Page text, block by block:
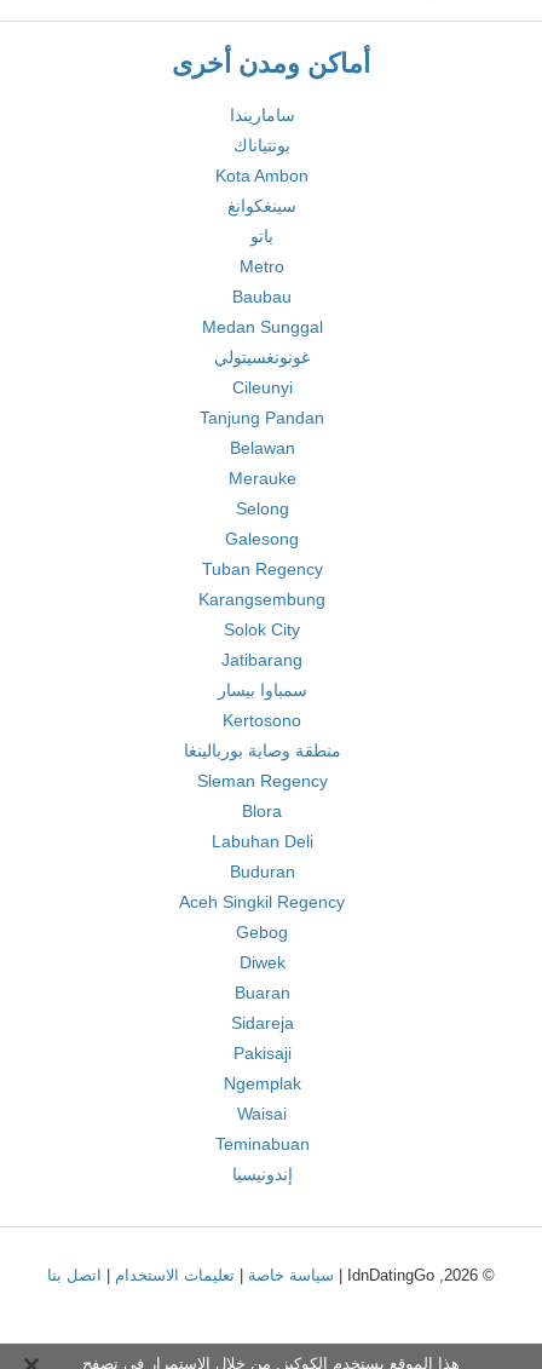
أماكن ومدن أخرى
ساماريندا
بونتياناك
Kota Ambon
سينغكوانغ
باتو
Metro
Baubau
Medan Sunggal
غونونغسيتولي
Cileunyi
Tanjung Pandan
Belawan
Merauke
Selong
Galesong
Tuban Regency
Karangsembung
Solok City
Jatibarang
سمباوا بيسار
Kertosono
منطقة وصاية بوربالينغا
Sleman Regency
Blora
Labuhan Deli
Buduran
Aceh Singkil Regency
Gebog
Diwek
Buaran
Sidareja
Pakisaji
Ngemplak
Waisai
Teminabuan
إندونيسيا
© 2026, IdnDatingGo | سياسة خاصة تعليمات الاستخدام اتصل بنا
هذا الموقع يستخدم الكوكيز. من خلال الاستمرار في تصفح